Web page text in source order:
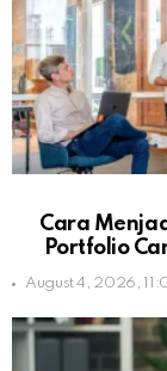
Cara
Portfolio
August 4, 2026,